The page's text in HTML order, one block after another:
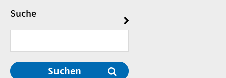
Suche
Suchen